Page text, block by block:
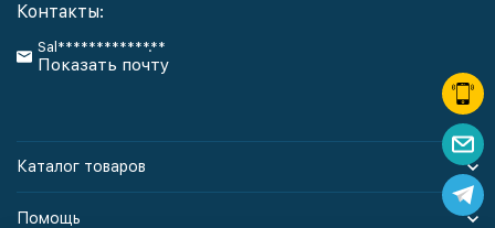
Контакты:
Sal************.**
Показать почту
Каталог товаров
Помощь